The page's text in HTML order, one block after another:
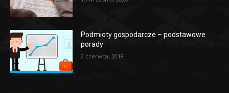
Podmioty gospodarcze – podstawowe
porady
2 czerwca, 2018